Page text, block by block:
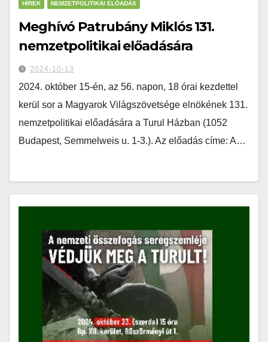
HÍREK NEMZETPOLITIKAI ELŐADÁS
Meghívó Patrubány Miklós 131.
nemzetpolitikai előadására
2024-10-13
2024. október 15-én, az 56. napon, 18 órai kezdettel
kerül sor a Magyarok Világszövetsége elnökének 131.
nemzetpolitikai előadására a Turul Házban (1052
Budapest, Semmelweis u. 1-3.). Az előadás címe: A…